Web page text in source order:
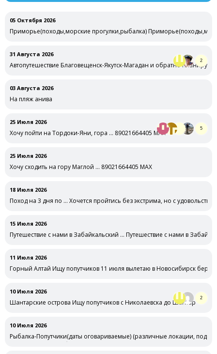
05 Октября 2026
Приморье(походы,морские прогулки,рыбалка)
31 Августа 2026
Автопутешествие Благовещенск-Якутск-Магадан и обратно Планирую
2
03 Августа 2026
На пляж анива
25 Июля 2026
Хочу пойти на Тордоки-Яни, гора … 89021664405 MAX
5
25 Июля 2026
Хочу сходить на гору Маглой … 89021664405 MAX
18 Июля 2026
Поход на 3 дня по … Хочется пройтись без экстрима, но с
15 Июля 2026
Путешествие с нами в Забайкальский … Путешествие с нами в
11 Июля 2026
Горный Алтай Ищу попутчиков 11 июля вылетаю в Новосибирск беру
10 Июля 2026
Шантарские острова Ищу попутчиков с Николаевска до Шантар
2
10 Июля 2026
Рыбалка-Попутчики(даты оговариваемые) (различные локации, под
под различную рыбу ) рядом с …